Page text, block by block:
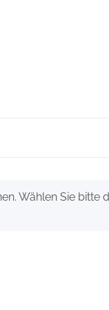
Wählen Sie bitte